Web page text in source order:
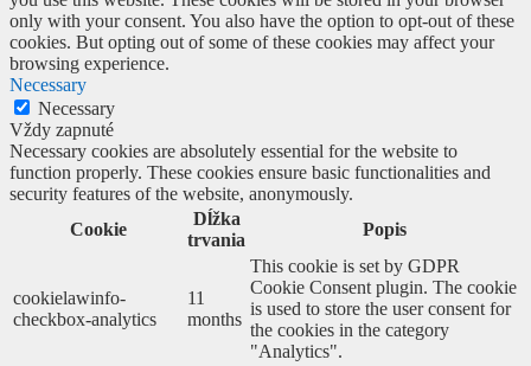
only with your consent. You also have the option to opt-out of these
cookies. But opting out of some of these cookies may affect your
browsing experience.
Necessary
Necessary
Vždy zapnuté
Necessary cookies are absolutely essential for the website to
function properly. These cookies ensure basic functionalities and
security features of the website, anonymously.
Cookie
Dĺžka
trvania
Popis
cookielawinfo-
checkbox-analytics
11
months
This cookie is set by GDPR
Cookie Consent plugin. The cookie
is used to store the user consent for
the cookies in the category
"Analytics".